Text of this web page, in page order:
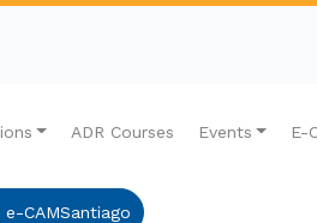
ADR Courses Events E-
CAMSantiago